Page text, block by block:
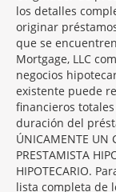
los detalles
originar
que se
Mortgage, LLC
negocios
existente puede
financieros
duración del
ÚNICAMENTE UN
PRESTAMISTA
HIPOTECARIO.
lista completa de